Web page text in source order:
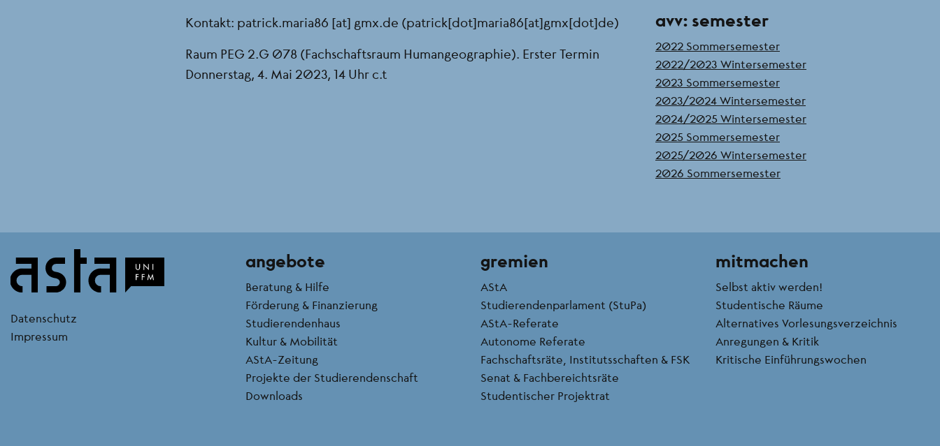
Kontakt: patrick.maria86 [at] gmx.de (patrick[dot]maria86[at]gmx[dot]de)
Raum PEG 2.G 078 (Fachschaftsraum Humangeographie). Erster Termin
Donnerstag, 4. Mai 2023, 14 Uhr c.t
avv: semester
2022 Sommersemester
2022/2023 Wintersemester
2023 Sommersemester
2023/2024 Wintersemester
2024/2025 Wintersemester
2025 Sommersemester
2025/2026 Wintersemester
2026 Sommersemester
kontakt
Datenschutz
Impressum
angebote
Beratung & Hilfe
Förderung & Finanzierung
Studierendenhaus
Kultur & Mobilität
AStA-Zeitung
Projekte der Studierendenschaft
Downloads
gremien
AStA
Studierendenparlament (StuPa)
AStA-Referate
Autonome Referate
Fachschaftsräte, Institutsschaften & FSK
Senat & Fachbereichtsräte
Studentischer Projektrat
mitmachen
Selbst aktiv werden!
Studentische Räume
Alternatives Vorlesungsverzeichnis
Anregungen & Kritik
Kritische Einführungswochen